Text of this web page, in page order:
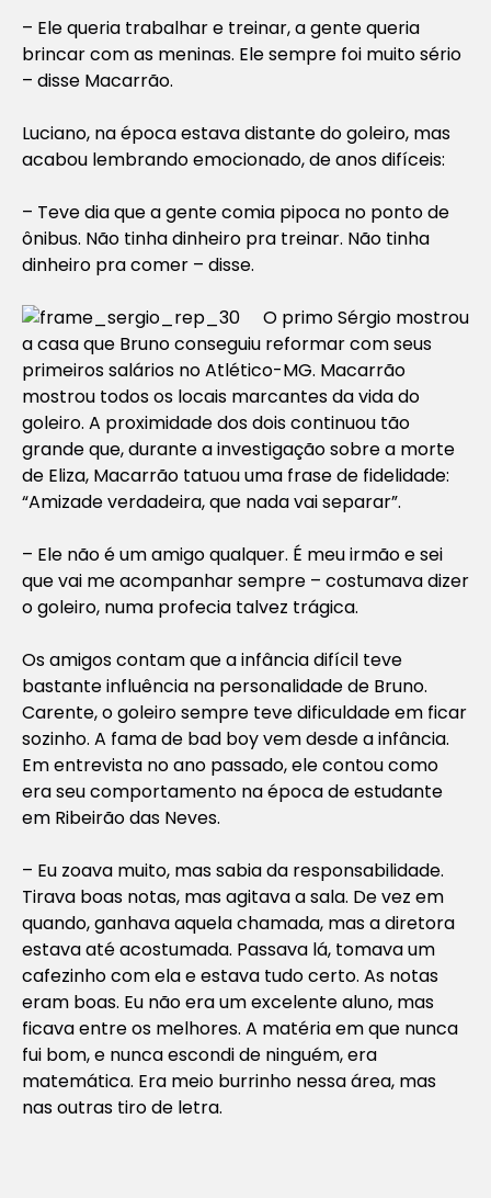
– Ele queria trabalhar e treinar, a gente queria
brincar com as meninas. Ele sempre foi muito sério
– disse Macarrão.
Luciano, na época estava distante do goleiro, mas
acabou lembrando emocionado, de anos difíceis:
– Teve dia que a gente comia pipoca no ponto de
ônibus. Não tinha dinheiro pra treinar. Não tinha
dinheiro pra comer – disse.
O primo Sérgio mostrou
a casa que Bruno conseguiu reformar com seus
primeiros salários no Atlético-MG. Macarrão
mostrou todos os locais marcantes da vida do
goleiro. A proximidade dos dois continuou tão
grande que, durante a investigação sobre a morte
de Eliza, Macarrão tatuou uma frase de fidelidade:
“Amizade verdadeira, que nada vai separar”.
– Ele não é um amigo qualquer. É meu irmão e sei
que vai me acompanhar sempre – costumava dizer
o goleiro, numa profecia talvez trágica.
Os amigos contam que a infância difícil teve
bastante influência na personalidade de Bruno.
Carente, o goleiro sempre teve dificuldade em ficar
sozinho. A fama de bad boyvem desde a infância.
Em entrevista no ano passado, ele contou como
era seu comportamento na época de estudante
em Ribeirão das Neves.
– Eu zoava muito, mas sabia da responsabilidade.
Tirava boas notas, mas agitava a sala. De vez em
quando, ganhava aquela chamada, mas a diretora
estava até acostumada. Passava lá, tomava um
cafezinho com ela e estava tudo certo. As notas
eram boas. Eu não era um excelente aluno, mas
ficava entre os melhores. A matéria em que nunca
fui bom, e nunca escondi de ninguém, era
matemática. Era meio burrinho nessa área, mas
nas outras tiro de letra.